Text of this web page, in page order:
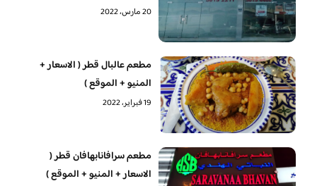
20 مارس، 2022
مطعم عالبال قطر ( الاسعار +
المنيو + الموقع )
19 فبراير، 2022
مطعم سرافانابهافان قطر (
الاسعار + المنيو + الموقع )